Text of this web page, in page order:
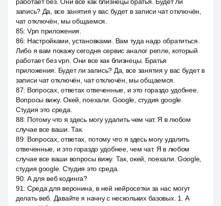
запись? Да, все занятия у вас будет в записи чат отключён,
чат отключён, мы общаемся.
85: Vpn приложения.
86: Настройками, установками. Вам туда надо обратиться.
Либо я вам покажу сегодня сервис аналог репле, который
работает без vpn. Они все как близнецы. Братья
приложения. Будет ли запись? Да, все занятия у вас будет в
записи чат отключён, чат отключён, мы общаемся.
87: Вопросах, ответах отвеченные, и это гораздо удобнее.
Вопросы вижу. Окей, поехали. Google, студия google.
Студия это среда.
88: Потому что я здесь могу удалить чем чат. Я в любом
случае все ваши. Так.
89: Вопросах, ответах, потому что я здесь могу удалить
отвеченные, и это гораздо удобнее, чем чат. Я в любом
случае все ваши вопросы вижу. Так, окей, поехали. Google,
студия google. Студия это среда.
90: А для веб кодинга?
91: Среда для веронина, в ней нейросетки за нас могут
делать веб. Давайте я начну с нескольких базовых. 1. А